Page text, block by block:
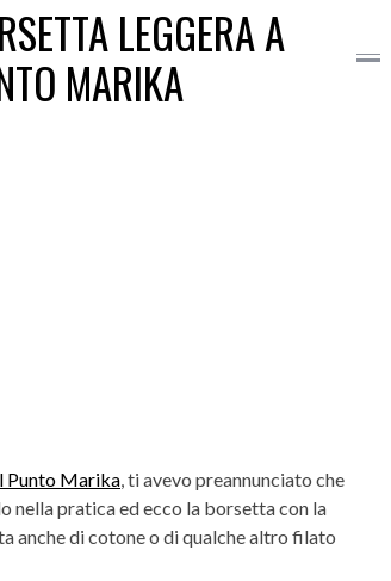
LEGGERA A
MARIKA
Punto Marika, ti avevo preannunciato che
nella pratica ed ecco la borsetta con la
anche di cotone o di qualche altro filato